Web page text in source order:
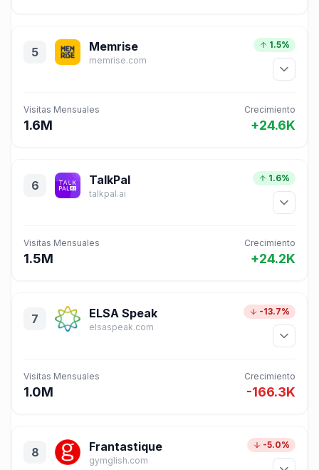
5 Memrise
memrise.com
1.5%
Visitas Mensuales
1.6M
Crecimiento
+24.6K
6 TalkPal
talkpal.ai
1.6%
Visitas Mensuales
1.5M
Crecimiento
+24.2K
7 ELSA Speak
elsaspeak.com
-13.7%
Visitas Mensuales
1.0M
Crecimiento
-166.3K
8 Frantastique
gymglish.com
-5.0%